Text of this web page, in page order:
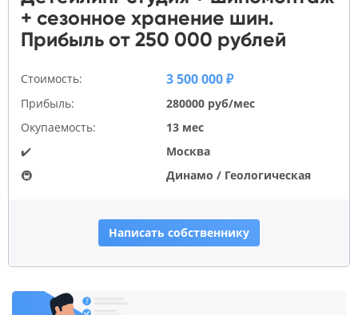
+ сезонное хранение шин.
Прибыль от 250 000 рублей
Стоимость: 3 500 000 ₽
Прибыль:
280000 руб/мес
Окупаемость:
13 мес
✔️
Москва
🚇
Динамо / Геологическая
Написать собственнику